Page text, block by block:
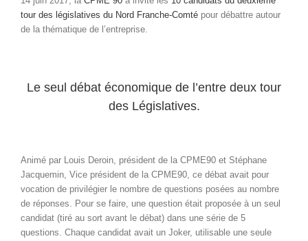
tour des législatives du Nord Franche-Comté pour débattre autour
de la thématique de l’entreprise.
Le seul débat économique de l’entre deux tour
des Législatives.
Animé par Louis Deroin, président de la CPME90 et Stéphane
Jacquemin, Vice président de la CPME90, ce débat avait pour
vocation de privilégier le nombre de questions posées au nombre
de réponses. Pour se faire, une question était proposée à un seul
candidat (tiré au sort avant le débat) dans une série de 5
questions. Chaque candidat avait un Joker, utilisable une seule